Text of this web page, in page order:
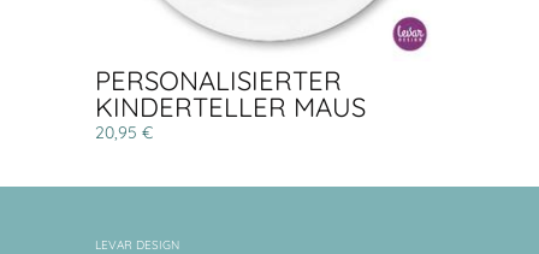
PERSONALISIERTER
KINDERTELLER MAUS
20,95 €
LEVAR DESIGN